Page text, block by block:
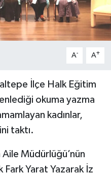
A- A+
İlçe Halk Eğitim
okuma yazma
kadınlar,
taktı.
Müdürlüğü’nün
Yarat Yazarak İz